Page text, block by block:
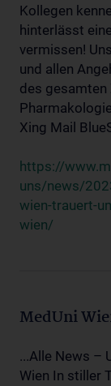
Kollegen
hinterlässt
vermissen!
und allen
des gesamten
Xing Mail
https://
uns/news/
wien-trauert-
wien/
MedUni
...Alle News –
Wien In stiller